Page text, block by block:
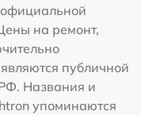
официальной
на ремонт,
публичной
Названия и
упоминаются